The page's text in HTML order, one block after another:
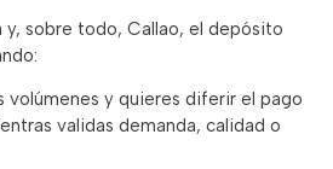
y, sobre todo, Callao, el depósito
volúmenes y quieres diferir el pago
validas demanda, calidad o